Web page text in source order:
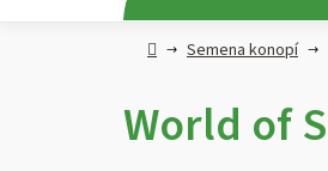
HlavníSemena konopí
World of